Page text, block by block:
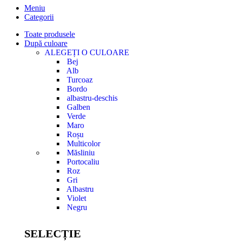
Meniu
Categorii
Toate produsele
După culoare
ALEGEȚI O CULOARE
Bej
Alb
Turcoaz
Bordo
albastru-deschis
Galben
Verde
Maro
Roșu
Multicolor
Măsliniu
Portocaliu
Roz
Gri
Albastru
Violet
Negru
SELECȚIE